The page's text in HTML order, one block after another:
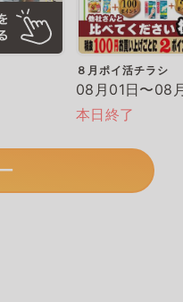
８月ポイ活チラシ
08月01日〜08
本日終了